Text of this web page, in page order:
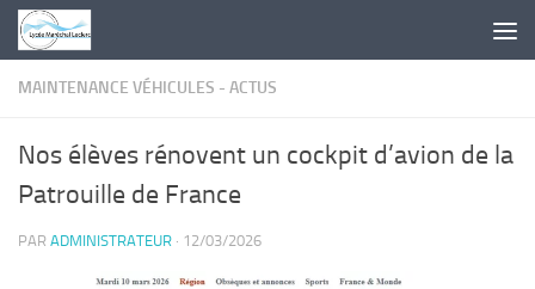
Skip to content
MAINTENANCE VÉHICULES - ACTUS
Nos élèves rénovent un cockpit d’avion de la
Patrouille de France
PAR ADMINISTRATEUR · 12/03/2026